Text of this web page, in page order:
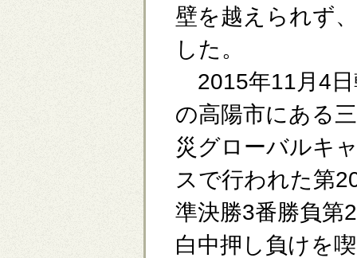
壁を越えられず
した。
2015年11月4日
の高陽市にある
災グローバルキ
スで行われた第
準決勝3番勝負第
白中押し負けを